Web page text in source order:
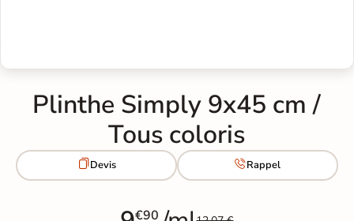
Plinthe Simply 9x45 cm /
Tous coloris
Devis Rappel
€90